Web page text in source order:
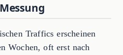
Traffics erscheinen
Wochen, oft erst nach